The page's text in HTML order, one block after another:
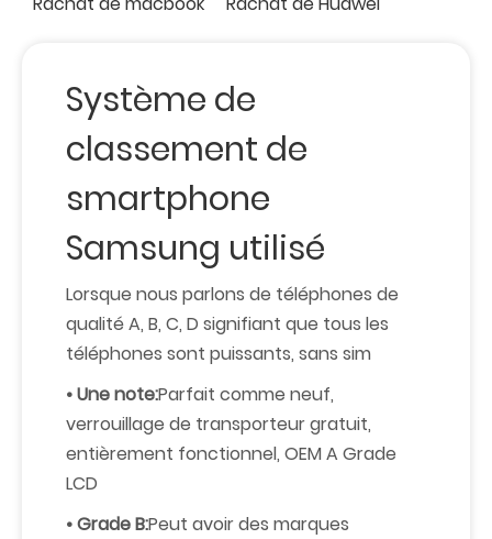
Système de
classement de
smartphone
Samsung utilisé
Lorsque nous parlons de téléphones de
qualité A, B, C, D signifiant que tous les
téléphones sont puissants, sans sim
• Une note:Parfait comme neuf,
verrouillage de transporteur gratuit,
entièrement fonctionnel, OEM A Grade
LCD
• Grade B:Peut avoir des marques